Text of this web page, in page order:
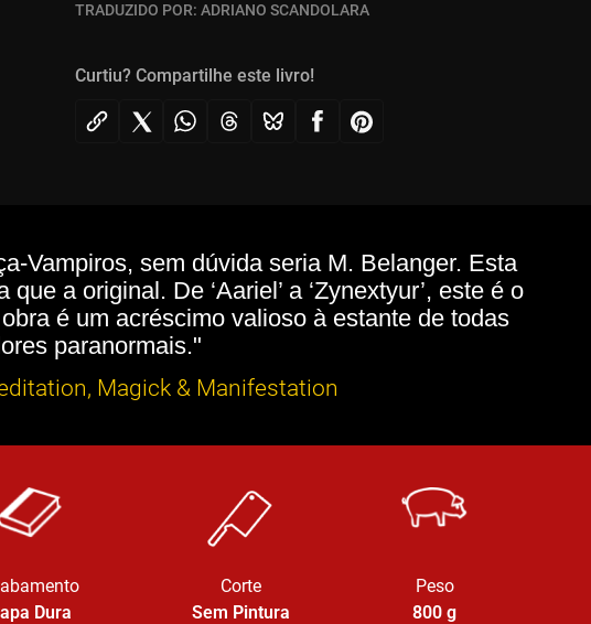
TRADUZIDO POR: ADRIANO SCANDOLARA
Curtiu? Compartilhe este livro!
Vampiros, sem dúvida seria M. Belanger. Esta
a original. De ‘Aariel’ a ‘Zynextyur’, este é o
é um acréscimo valioso à estante de todas
paranormais."
Magick & Manifestation
Dura
Corte
Sem Pintura
Peso
800 g